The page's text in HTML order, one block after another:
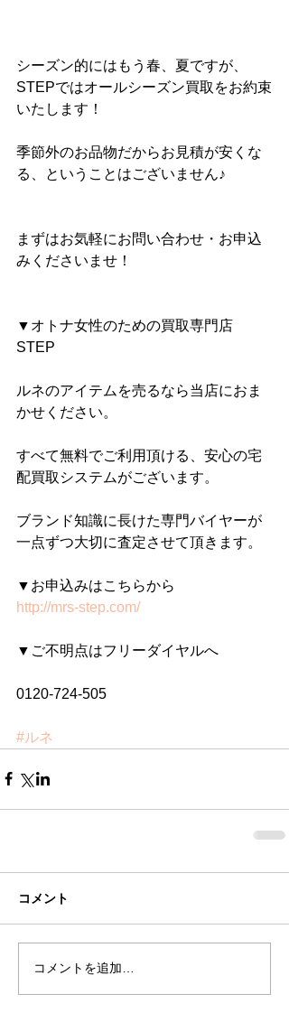
シーズン的にはもう春、夏ですが、
STEPではオールシーズン買取をお約束
いたします！
季節外のお品物だからお見積が安くな
る、ということはございません♪
まずはお気軽にお問い合わせ・お申込
みくださいませ！
▼オトナ女性のための買取専門店
STEP
ルネのアイテムを売るなら当店におま
かせください。
すべて無料でご利用頂ける、安心の宅
配買取システムがございます。
ブランド知識に長けた専門バイヤーが
一点ずつ大切に査定させて頂きます。
▼お申込みはこちらから
http://mrs-step.com/
▼ご不明点はフリーダイヤルへ
0120-724-505
#ルネ
コメント
コメントを追加…